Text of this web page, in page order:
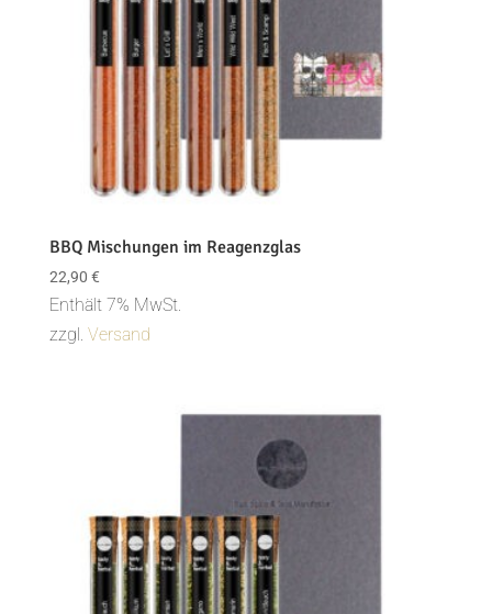
BBQ Mischungen im Reagenzglas
22,90 €
Enthält 7% MwSt.
zzgl. Versand